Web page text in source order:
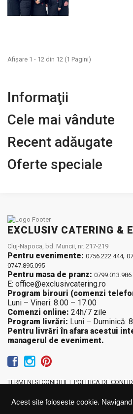
Afişare 1 - 12 din 12 (1 Pagini)
Informaţii
Cele mai vândute
Recent adăugate
Oferte speciale
EXCLUSIV CATERING &
Cluj-Napoca, bd. Muncii, nr. 217-219
Pentru evenimente: 0756.222.444,
0747.895.095
Pentru masa de pranz: 0799.013.986
E: office@exclusivcatering.ro
Program birouri (comenzi
Luni – Vineri: 8.00 – 17.00
Comenzi online: 24h/7 zile
Program livrări: Luni – Duminică:
Pentru livrări în afara acestui
managerul de eveniment.
TERMENI SI CONDITII|POLITICA DE
Acest site foloseste cookie.